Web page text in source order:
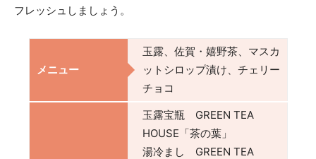
フレッシュしましょう。
メニュー
玉露、佐賀・嬉野茶、マスカ
ットシロップ漬け、チェリー
チョコ
玉露宝瓶 GREEN TEA
HOUSE「茶の葉」
湯冷まし GREEN TEA